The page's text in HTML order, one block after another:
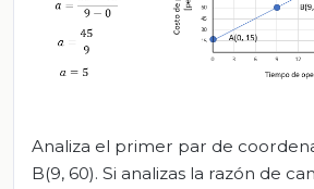
Analiza el primer par de
B(9, 60). Si analizas la razón de